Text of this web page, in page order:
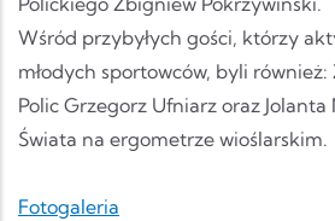
Wśród przybyłych gości, którzy
młodych sportowców, byli
Polic Grzegorz Ufniarz oraz
Świata na ergometrze wioślarskim.
Fotogaleria